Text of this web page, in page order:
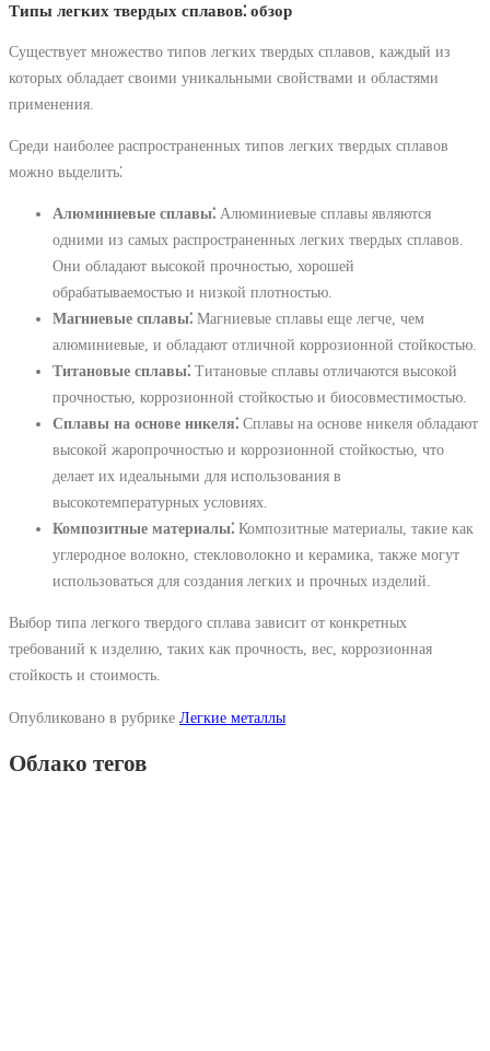
Типы легких твердых сплавов⁚ обзор
Существует множество типов легких твердых сплавов, каждый из
которых обладает своими уникальными свойствами и областями
применения.
Среди наиболее распространенных типов легких твердых сплавов
можно выделить⁚
Алюминиевые сплавы⁚ Алюминиевые сплавы являются
одними из самых распространенных легких твердых сплавов.
Они обладают высокой прочностью, хорошей
обрабатываемостью и низкой плотностью.
Магниевые сплавы⁚ Магниевые сплавы еще легче, чем
алюминиевые, и обладают отличной коррозионной стойкостью.
Титановые сплавы⁚ Титановые сплавы отличаются высокой
прочностью, коррозионной стойкостью и биосовместимостью.
Сплавы на основе никеля⁚ Сплавы на основе никеля обладают
высокой жаропрочностью и коррозионной стойкостью, что
делает их идеальными для использования в
высокотемпературных условиях.
Композитные материалы⁚ Композитные материалы, такие как
углеродное волокно, стекловолокно и керамика, также могут
использоваться для создания легких и прочных изделий.
Выбор типа легкого твердого сплава зависит от конкретных
требований к изделию, таких как прочность, вес, коррозионная
стойкость и стоимость.
Опубликовано в рубрике Легкие металлы
Облако тегов